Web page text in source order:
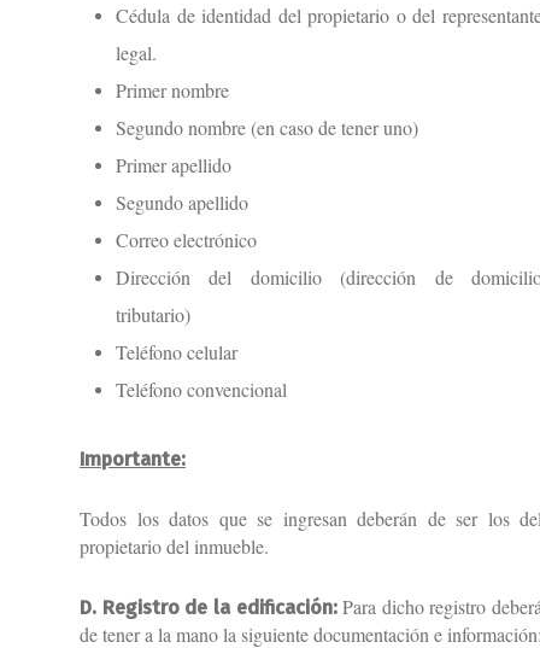
Cédula de identidad del propietario o del
legal.
Primer nombre
Segundo nombre (en caso de tener uno)
Primer apellido
Segundo apellido
Correo electrónico
Dirección del domicilio (dirección de
tributario)
Teléfono celular
Teléfono convencional
Importante:
Todos los datos que se ingresan deberán de ser los
propietario del inmueble.
D. Registro de la edificación:Para dicho registro
de tener a la mano la siguiente documentación e